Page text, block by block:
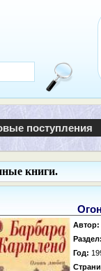
поступления
книги.
Автор:
Раздел:
Год: